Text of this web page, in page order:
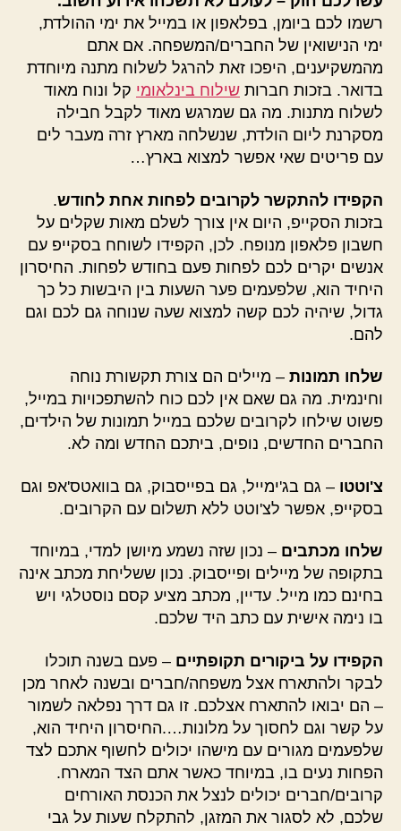
רשמו לכם ביומן, בפלאפון או במייל את ימי ההולדת,
ימי הנישואין של החברים/המשפחה. אם אתם
מהמשקיענים, היפכו זאת להרגל לשלוח מתנה מיוחדת
בדואר. בזכות חברות שילוח בינלאומי קל ונוח מאוד
לשלוח מתנות. מה גם שמרגש מאוד לקבל חבילה
מסקרנת ליום הולדת, שנשלחה מארץ זרה מעבר לים
עם פריטים שאי אפשר למצוא בארץ…
הקפידו להתקשר לקרובים לפחות אחת לחודש.
בזכות הסקייפ, היום אין צורך לשלם מאות שקלים על
חשבון פלאפון מנופח. לכן, הקפידו לשוחח בסקייפ עם
אנשים יקרים לכם לפחות פעם בחודש לפחות. החיסרון
היחיד הוא, שלפעמים פער השעות בין היבשות כל כך
גדול, שיהיה לכם קשה למצוא שעה שנוחה גם לכם וגם
להם.
שלחו תמונות – מיילים הם צורת תקשורת נוחה
וחינמית. מה גם שאם אין לכם כוח להשתפכויות במייל,
פשוט שילחו לקרובים שלכם במייל תמונות של הילדים,
החברים החדשים, נופים, ביתכם החדש ומה לא.
צ'וטטו – גם בג'ימייל, גם בפייסבוק, גם בוואטס'אפ וגם
בסקייפ, אפשר לצ'וטט ללא תשלום עם הקרובים.
שלחו מכתבים – נכון שזה נשמע מיושן למדי, במיוחד
בתקופה של מיילים ופייסבוק. נכון ששליחת מכתב אינה
בחינם כמו מייל. עדיין, מכתב מציע קסם נוסטלגי ויש
בו נימה אישית עם כתב היד שלכם.
הקפידו על ביקורים תקופתיים – פעם בשנה תוכלו
לבקר ולהתארח אצל משפחה/חברים ובשנה לאחר מכן
– הם יבואו להתארח אצלכם. זו גם דרך נפלאה לשמור
על קשר וגם לחסוך על מלונות….החיסרון היחיד הוא,
שלפעמים מגורים עם מישהו יכולים לחשוף אתכם לצד
הפחות נעים בו, במיוחד כאשר אתם הצד המארח.
קרובים/חברים יכולים לנצל את הכנסת האורחים
שלכם, לא לסגור את המזגן, להתקלח שעות על גבי